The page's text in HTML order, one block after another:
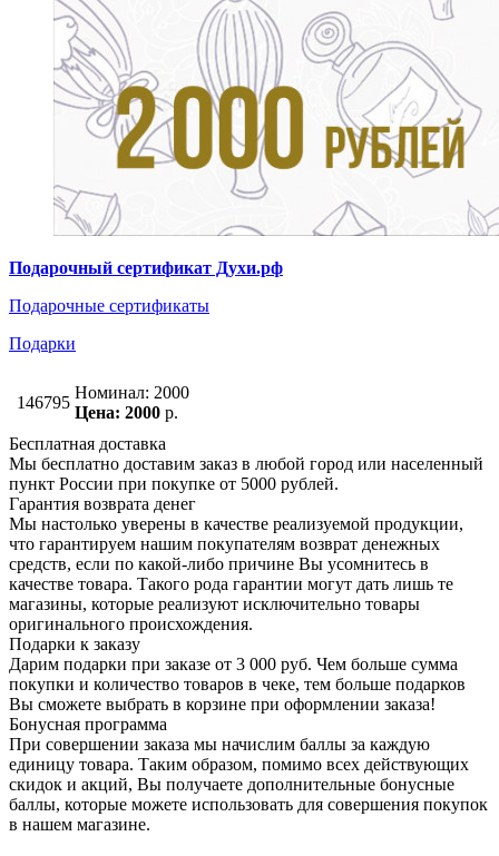
Подарочный сертификат Духи.рф
Подарочные сертификаты
Подарки
146795
Номинал: 2000
Цена: 2000 р.
Бесплатная доставка
Мы бесплатно доставим заказ в любой город или населенный
пункт России при покупке от 5000 рублей.
Гарантия возврата денег
Мы настолько уверены в качестве реализуемой продукции,
что гарантируем нашим покупателям возврат денежных
средств, если по какой-либо причине Вы усомнитесь в
качестве товара. Такого рода гарантии могут дать лишь те
магазины, которые реализуют исключительно товары
оригинального происхождения.
Подарки к заказу
Дарим подарки при заказе от 3 000 руб. Чем больше сумма
покупки и количество товаров в чеке, тем больше подарков
Вы сможете выбрать в корзине при оформлении заказа!
Бонусная программа
При совершении заказа мы начислим баллы за каждую
единицу товара. Таким образом, помимо всех действующих
скидок и акций, Вы получаете дополнительные бонусные
баллы, которые можете использовать для совершения покупок
в нашем магазине.